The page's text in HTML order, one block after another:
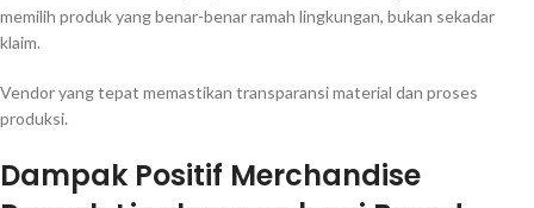
memilih produk yang benar-benar ramah lingkungan, bukan sekadar
klaim.
Vendor yang tepat memastikan transparansi material dan proses
produksi.
Dampak Positif Merchandise